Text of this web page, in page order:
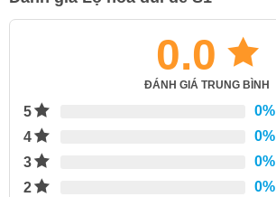
0.0
ĐÁNH GIÁ TRUNG BÌNH
5 0%
4
0%
3
0%
2
0%